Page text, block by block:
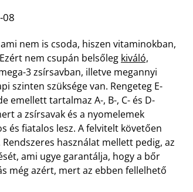
08
nem is csoda, hiszen vitaminokban,
nem csupán belsőleg kiváló,
3 zsírsavban, illetve megannyi
szinten szüksége van. Rengeteg E-
emellett tartalmaz A-, B-, C- és D-
a zsírsavak és a nyomelemek
és fiatalos lesz. A felvitelt követően
használat mellett pedig, az
ami ugye garantálja, hogy a bőr
még azért, mert az ebben fellelhető